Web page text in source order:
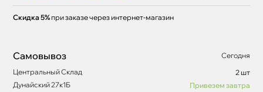
Скидка 5% при заказе через интернет-магазин
Самовывоз
Сегодня
Центральный Склад
2 шт
Дунайский 27к1Б
Привезем завтра